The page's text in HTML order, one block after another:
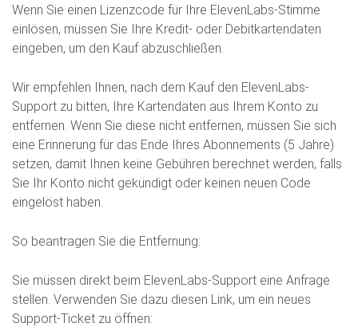
Wenn Sie einen Lizenzcode für Ihre ElevenLabs-Stimme
einlösen, müssen Sie Ihre Kredit- oder Debitkartendaten
eingeben, um den Kauf abzuschließen.
Wir empfehlen Ihnen, nach dem Kauf den ElevenLabs-
Support zu bitten, Ihre Kartendaten aus Ihrem Konto zu
entfernen. Wenn Sie diese nicht entfernen, müssen Sie sich
eine Erinnerung für das Ende Ihres Abonnements (5 Jahre)
setzen, damit Ihnen keine Gebühren berechnet werden, falls
Sie Ihr Konto nicht gekündigt oder keinen neuen Code
eingelöst haben.
So beantragen Sie die Entfernung:
Sie müssen direkt beim ElevenLabs-Support eine Anfrage
stellen. Verwenden Sie dazu diesen Link, um ein neues
Support-Ticket zu öffnen: